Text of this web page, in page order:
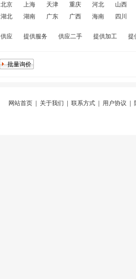
北京 上海 天津 重庆 河北 山西
湖北
湖南 广东 广西 海南 四川
供应 提供服务 供应二手 提供加工 提
网站首页| 关于我们 联系方式| 用户协议